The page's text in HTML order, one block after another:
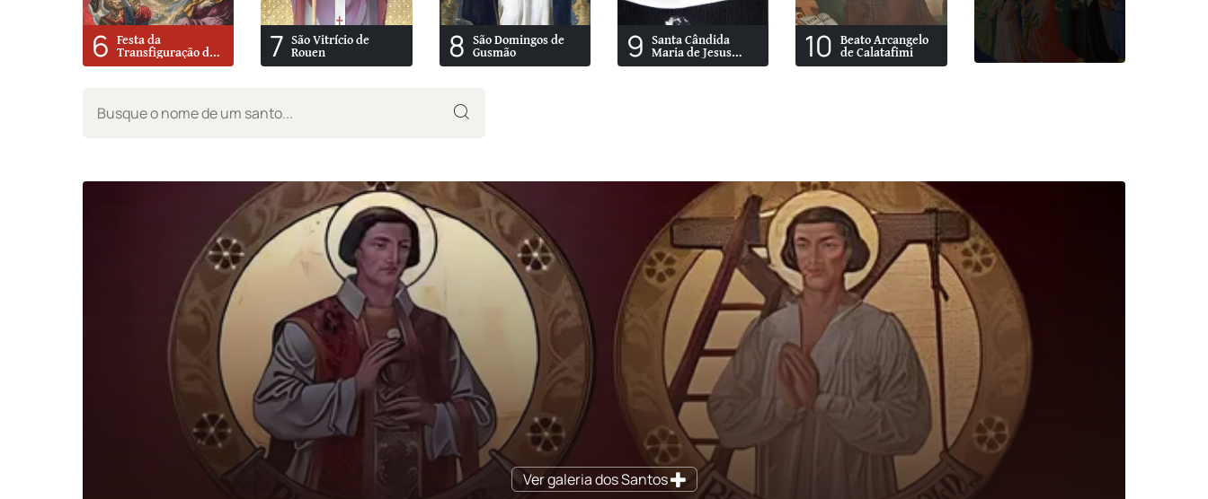
6 Festa da
Transfiguração do
Senhor No Monte 7 São Vitrício de
Rouen 8 São Domingos de
Gusmão 9 Santa Cândida
Maria de Jesus
Cipitria 10 Beato Arcangelo
de Calatafimi
Ver galeria dos Santos